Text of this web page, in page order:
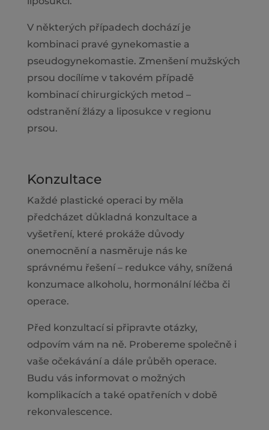
V některých případech dochází je
kombinaci pravé gynekomastie a
pseudogynekomastie. Zmenšení mužských
prsou docílíme v takovém případě
kombinací chirurgických metod –
odstranění žlázy a liposukce v regionu
prsou.
Konzultace
Každé plastické operaci by měla
předcházet důkladná konzultace a
vyšetření, které prokáže důvody
onemocnění a nasměruje nás ke
správnému řešení – redukce váhy, snížená
konzumace alkoholu, hormonální léčba či
operace.
Před konzultací si připravte otázky,
odpovím vám na ně. Probereme společně i
vaše očekávání a dále průběh operace.
Budu vás informovat o možných
komplikacích a také opatřeních v době
rekonvalescence.